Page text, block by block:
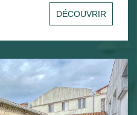
- A l'étage :
salle d'eau avec douche
sol + eau chaude solaire.
DÉCOUVRIR